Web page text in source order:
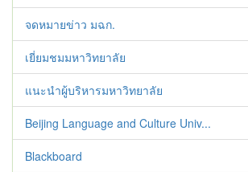
จดหมายข่าว มฉก.
เยี่ยมชมมหาวิทยาลัย
แนะนำผู้บริหารมหาวิทยาลัย
Beijing Language and Culture Univ...
Blackboard